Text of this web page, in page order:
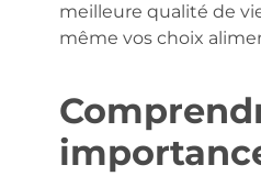
meilleure qualité de
même vos choix